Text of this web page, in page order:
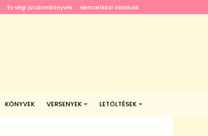
Év végi jutalomkönyvek Nemzetközi oldalunk
KÖNYVEK VERSENYEK LETÖLTÉSEK